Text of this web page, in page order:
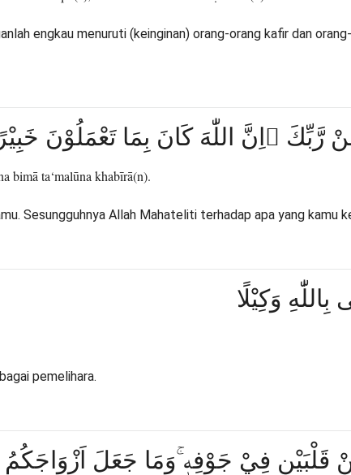
engkau menuruti (keinginan) orang-orang kafir dan
رَّبِّكَ ۗاِنَّ اللّٰهَ كَانَ بِمَا تَعْمَلُوْنَ
bimā ta‘malūna khabīrā(n).
Sesungguhnya Allah Mahateliti terhadap apa yang kamu
وَكِيْلًا
pemelihara.
قَلْبَيْنِ فِيْ جَوْفِهٖ ۚوَمَا جَعَلَ